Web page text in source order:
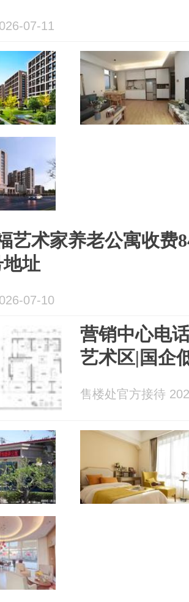
07-11
艺术家养老公寓收费
地址
07-10
营销中心电
艺术区|国企
售楼处官方接待